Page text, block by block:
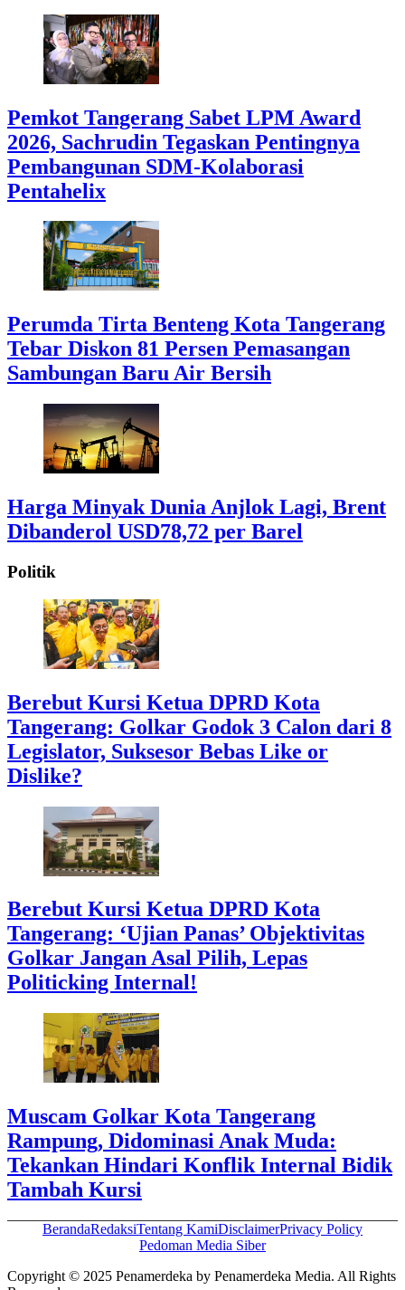
Pemkot Tangerang Sabet LPM Award
2026, Sachrudin Tegaskan Pentingnya
Pembangunan SDM-Kolaborasi
Pentahelix
Perumda Tirta Benteng Kota Tangerang
Tebar Diskon 81 Persen Pemasangan
Sambungan Baru Air Bersih
Harga Minyak Dunia Anjlok Lagi, Brent
Dibanderol USD78,72 per Barel
Politik
Berebut Kursi Ketua DPRD Kota
Tangerang: Golkar Godok 3 Calon dari 8
Legislator, Suksesor Bebas Like or
Dislike?
Berebut Kursi Ketua DPRD Kota
Tangerang: ‘Ujian Panas’ Objektivitas
Golkar Jangan Asal Pilih, Lepas
Politicking Internal!
Muscam Golkar Kota Tangerang
Rampung, Didominasi Anak Muda:
Tekankan Hindari Konflik Internal Bidik
Tambah Kursi
BerandaRedaksiTentang KamiDisclaimerPrivacy Policy
Pedoman Media Siber
Copyright © 2025 Penamerdeka by Penamerdeka Media. All Rights